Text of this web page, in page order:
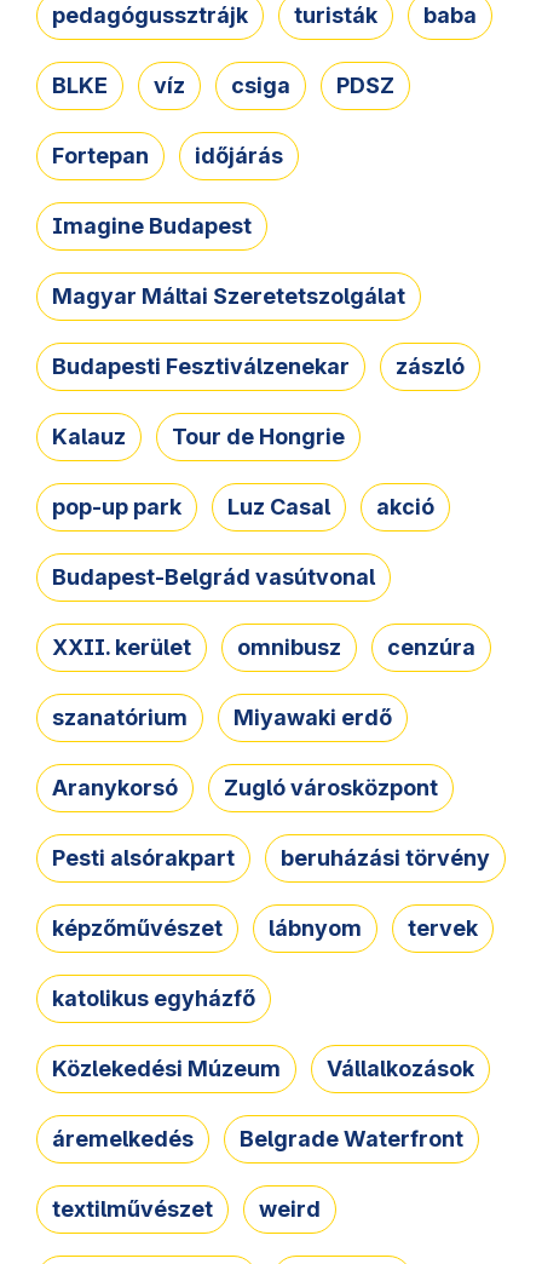
pedagógussztrájk turisták baba
BLKE víz csiga PDSZ
Fortepan időjárás
Imagine Budapest
Magyar Máltai Szeretetszolgálat
Budapesti Fesztiválzenekar zászló
Kalauz Tour de Hongrie
pop-up park Luz Casal akció
Budapest-Belgrád vasútvonal
XXII. kerület omnibusz cenzúra
szanatórium Miyawaki erdő
Aranykorsó Zugló városközpont
Pesti alsórakpart beruházási törvény
képzőművészet lábnyom tervek
katolikus egyházfő
Közlekedési Múzeum Vállalkozások
áremelkedés Belgrade Waterfront
textilművészet weird